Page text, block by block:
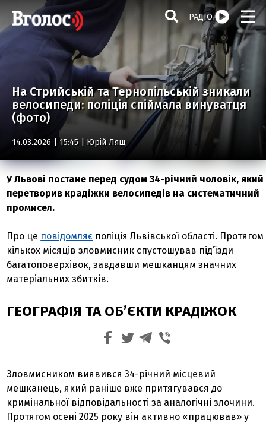
РАДІО
На Стрийській та Тернопільській зникали
велосипеди: поліція спіймала винуватця
(фото)
14.03.2026 | 15:45 | Юрій Лящ
У Львові постане перед судом 34-річний чоловік, який
перетворив крадіжки велосипедів на систематичний
промисел.
Про це повідомляє поліція Львівської області. Протягом
кількох місяців зловмисник спустошував під’їзди
багатоповерхівок, завдавши мешканцям значних
матеріальних збитків.
ГЕОГРАФІЯ ТА ОБ’ЄКТИ КРАДІЖОК
Зловмисником виявився 34-річний місцевий
мешканець, який раніше вже притягувався до
кримінальної відповідальності за аналогічні злочини.
Протягом осені 2025 року він активно «працював» у